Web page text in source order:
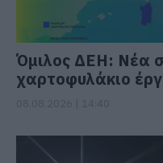
Όμιλος ΔΕΗ: Νέα
χαρτοφυλάκιο